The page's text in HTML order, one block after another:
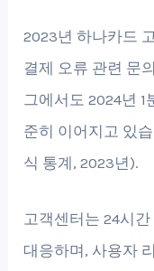
2023년 하나카드
결제 오류 관련 문
그에서도 2024년 1
준히 이어지고 있
식 통계, 2023년).
고객센터는 24시
대응하며, 사용자